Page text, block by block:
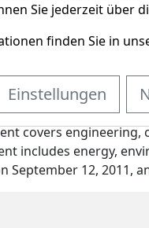
NV5
in the provision of
operates through
covers
includes energy,
September 12, 2011,
Sie jederzeit über
finden Sie in
Einstellungen